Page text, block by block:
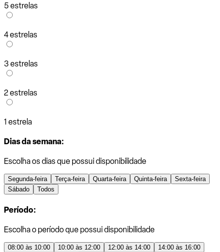
5 estrelas
4 estrelas
3 estrelas
2 estrelas
1 estrela
Dias da semana:
Escolha os dias que possui disponibilidade
Segunda-feira Terça-feira Quarta-feira Quinta-feira
Sexta-feira
Sábado
Todos
Período:
Escolha o período que possui disponibilidade
08:00 às 10:00 10:00 às 12:00 12:00 às 14:00
14:00 às 16:00